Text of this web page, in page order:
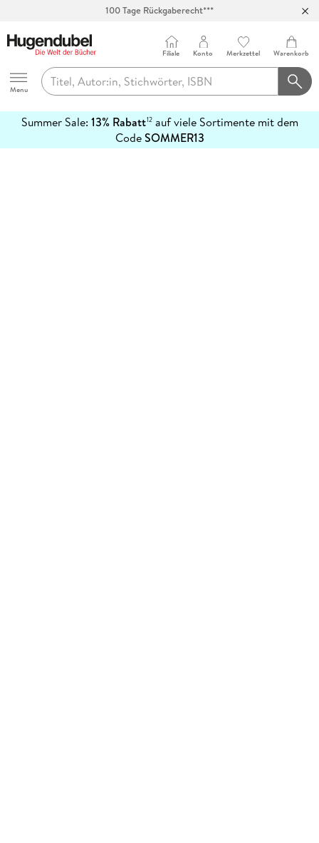
100 Tage Rückgaberecht***
Hugendubel
Menu
Filiale Konto Merkzettel Warenkorb
Summer Sale: 13% Rabatt12auf viele Sortimente mit dem
CodeSOMMER13
erfahren